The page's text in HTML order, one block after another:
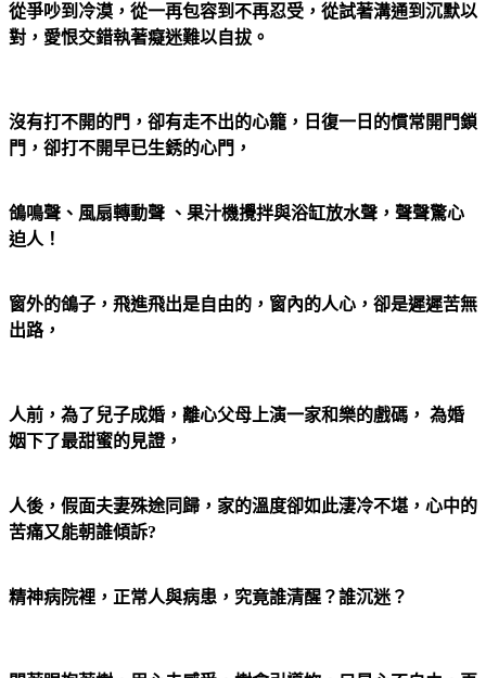
從爭吵到冷漠，從一再包容到不再忍受，從試著溝通到沉默以
對，愛恨交錯執著癡迷難以自拔。
沒有打不開的門，卻有走不出的心籠，日復一日的慣常開門鎖
門，卻打不開早已生銹的心門，
鴿鳴聲、風扇轉動聲 、果汁機攪拌與浴缸放水聲，聲聲驚心
迫人！
窗外的鴿子，飛進飛出是自由的，窗內的人心，卻是遲遲苦無
出路，
人前，為了兒子成婚，離心父母上演一家和樂的戲碼， 為婚
姻下了最甜蜜的見證，
人後，假面夫妻殊途同歸，家的溫度卻如此淒冷不堪，心中的
苦痛又能朝誰傾訴?
精神病院裡，正常人與病患，究竟誰清醒？誰沉迷？